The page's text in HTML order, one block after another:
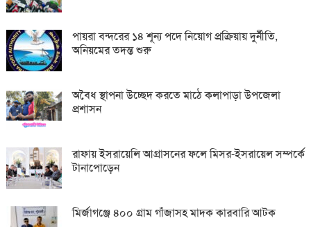
পায়রা বন্দরের ১৪ শূন্য পদে নিয়োগ প্রক্রিয়ায় দুর্নীতি,
অনিয়মের তদন্ত শুরু
অবৈধ স্থাপনা উচ্ছেদ করতে মাঠে কলাপাড়া উপজেলা
প্রশাসন
রাফায় ইসরায়েলি আগ্রাসনের ফলে মিসর-ইসরায়েল সম্পর্কে
টানাপোড়েন
মির্জাগঞ্জে ৪০০ গ্রাম গাঁজাসহ মাদক কারবারি আটক